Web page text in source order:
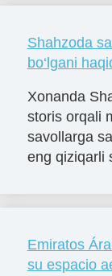
Shahzoda
bo‘lgani
Xonanda
storis orqali
savollarga
eng qiziqarli
Emiratos
su espacio